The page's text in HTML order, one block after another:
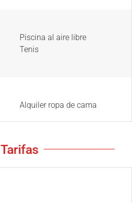
Piscina al aire libre
Tenis
Alquiler ropa de cama
Tarifas